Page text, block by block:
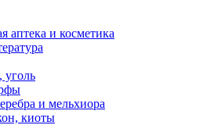
аптека и косметика
уголь
и мельхиора
киоты